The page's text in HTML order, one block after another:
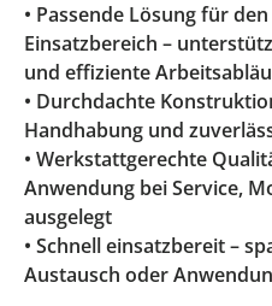
• Passende Lösung für
Einsatzbereich –
und effiziente
• Durchdachte
Handhabung und
• Werkstattgerechte
Anwendung bei Service,
ausgelegt
• Schnell einsatzbereit –
Austausch oder